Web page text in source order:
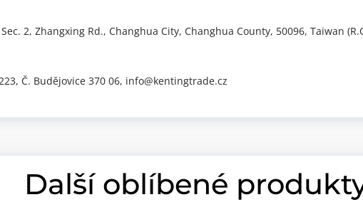
Sec. 2, Zhangxing Rd., Changhua City, Changhua County, 50096, Taiwan
Č. Budějovice 370 06, info@kentingtrade.cz
Další oblíbené